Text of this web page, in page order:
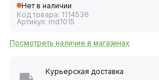
Нет в наличии
Код товара: 1114536
Артикул: md1015
Посмотреть наличие в магазинах
Курьерская доставка